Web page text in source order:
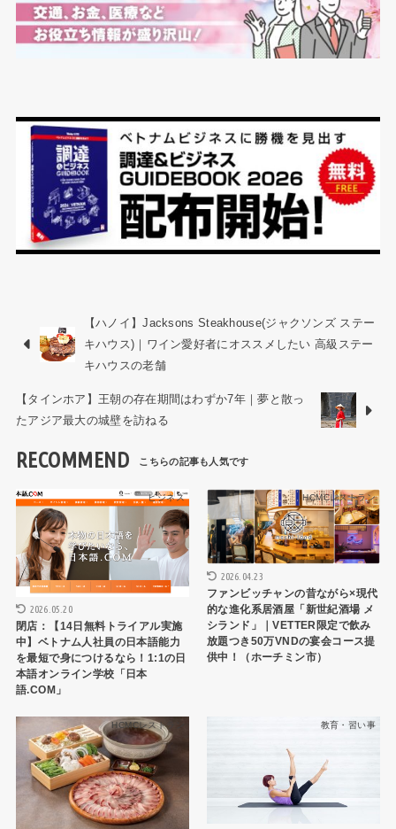
【ハノイ】Jacksons Steakhouse(ジャクソンズ ステー
キハウス)｜ワイン愛好者にオススメしたい 高級ステー
キハウスの老舗
【タインホア】王朝の存在期間はわずか7年｜夢と散っ
たアジア最大の城壁を訪ねる
RECOMMEND
ビジネス
2026.05.20
閉店：【14日無料トライアル実施
中】ベトナム人社員の日本語能力
を最短で身につけるなら！1:1の日
本語オンライン学校「日本
語.COM」
HCMCレストラン
2026.04.23
ファンビッチャンの昔ながら×現代
的な進化系居酒屋「新世紀酒場 メ
シランド」｜VETTER限定で飲み
放題つき50万VNDの宴会コース提
供中！（ホーチミン市）
HCMCレストラン 教育・習い事